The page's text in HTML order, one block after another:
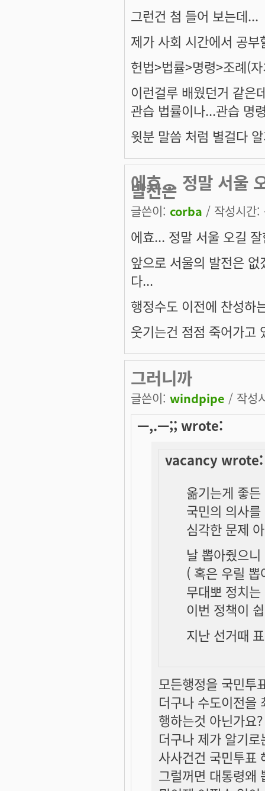
그런건 첨 들어 보는데...
제가 사회 시간에서 공부
헌법>법률>명령>조례(
이런걸루 배웠던거 같은
관습 법률이나...관습 명
윗분 말씀 처럼 별걸다
에효... 정말 서울
발전은
글쓴이: corba / 작성시간
에효... 정말 서울 오길
앞으로 서울의 발전은
다...
행정수도 이전에 찬성하
웃기는건 점점 죽어가고
그러니까
글쓴이: windpipe / 작성
ㅡ,.ㅡ;; wrote:
vacancy wrote:
옮기는게 좋
국민의 의사
심각한 문제
날 뽑아줬으
( 혹은 우릴
무대뽀 정치
이번 정책이
지난 선거때
모든행정을 국민투
더구나 수도이전을
행하는것 아닌가요?
더구나 제가 알기
사사건건 국민투표
그럴꺼면 대통령왜